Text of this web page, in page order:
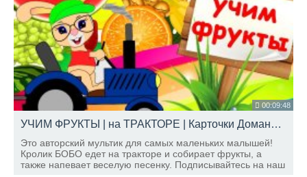
00:09:48
УЧИМ ФРУКТЫ | на ТРАКТОРЕ | Карточки Домана | ШКОЛА КРОЛИКА БОБО
Это авторский мультик для самых маленьких малышей!
Кролик БОБО едет на тракторе и собирает фрукты, а
также напевает веселую песенку. Подписывайтесь на наш